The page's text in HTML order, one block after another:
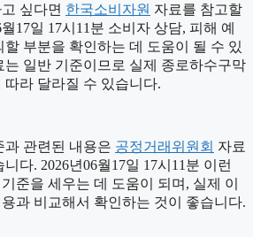
싶다면 한국소비자원 자료를 참고할
17일 17시11분 소비자 상담, 피해 예
부분을 확인하는 데 도움이 될 수 있
는 일반 기준이므로 실제 종로하수구막
라 달라질 수 있습니다.
과 관련된 내용은 공정거래위원회 자료
다. 2026년06월17일 17시11분 이런
준을 세우는 데 도움이 되며, 실제 이
과 비교해서 확인하는 것이 좋습니다.